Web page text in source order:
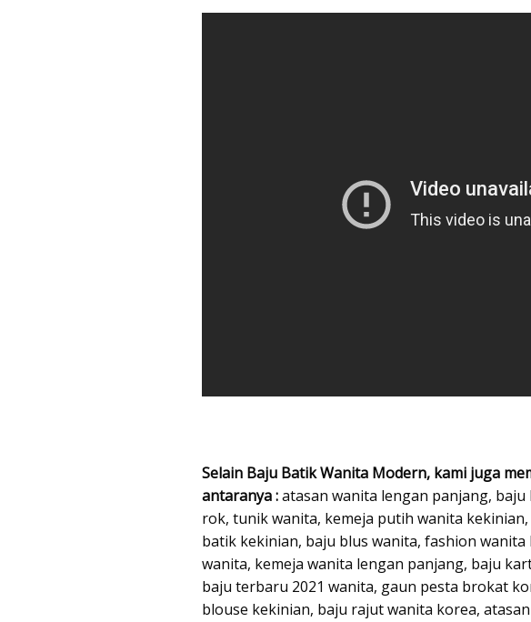
Selain Baju Batik Wanita Modern, kami juga
antaranya :atasan wanita lengan panjang,
rok, tunik wanita, kemeja putih wanita
batik kekinian, baju blus wanita, fashion
wanita, kemeja wanita lengan panjang, baju
baju terbaru 2021 wanita, gaun pesta brokat
blouse kekinian, baju rajut wanita korea,